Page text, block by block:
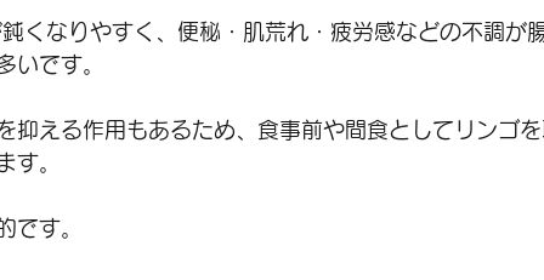
くなりやすく、便秘・肌荒れ・疲労感などの不調が
いです。
抑える作用もあるため、食事前や間食としてリンゴ
す。
です。